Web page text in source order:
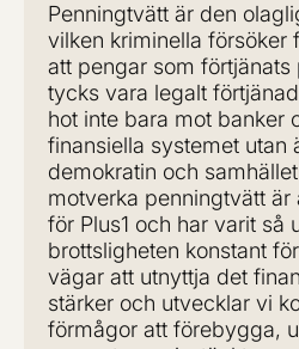
Penningtvätt är den
vilken kriminella försöker
att pengar som
tycks vara legalt
hot inte bara mot banker
finansiella systemet utan
demokratin och
motverka penningtvätt är
för Plus1 och har varit så
brottsligheten konstant
vägar att utnyttja det
stärker och utvecklar vi
förmågor att förebygga,